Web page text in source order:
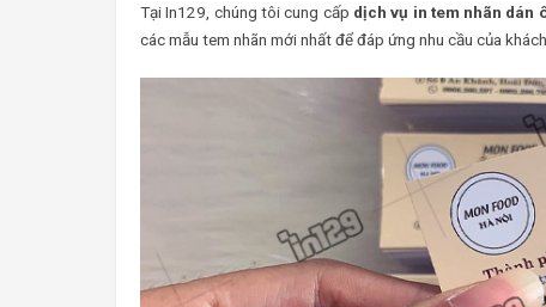
Tại In129, chúng tôi cung cấp dịch vụ in tem nhãn dán
các mẫu tem nhãn mới nhất để đáp ứng nhu cầu của